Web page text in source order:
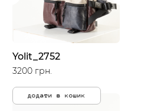
Yolit_2752
3200 грн.
додати в кошик